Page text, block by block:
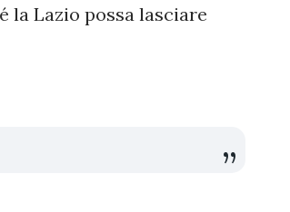
la Lazio possa lasciare